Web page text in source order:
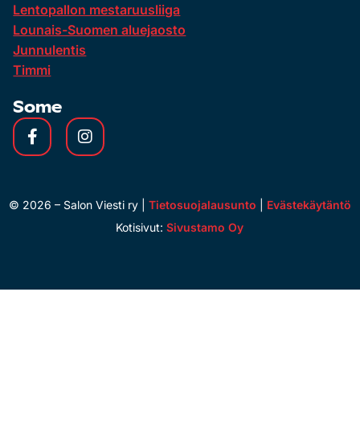
Lentopallon mestaruusliiga
Lounais-Suomen aluejaosto
Junnulentis
Timmi
Some
© 2026 – Salon Viesti ry | Tietosuojalausunto
Evästekäytäntö
Kotisivut:Sivustamo Oy